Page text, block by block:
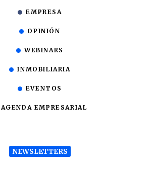
EMPRESA
OPINIÓN
WEBINARS
INMOBILIARIA
EVENTOS
AGENDA EMPRESARIAL
NEWSLETTERS